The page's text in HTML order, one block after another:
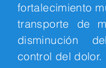
fortalecimiento
transporte de
disminución
control del dolor.